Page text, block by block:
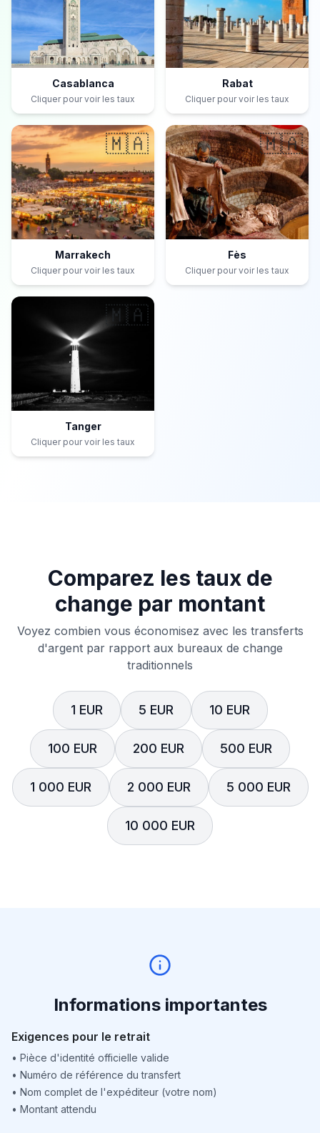
Casablanca
Cliquer pour voir les taux
Rabat
Cliquer pour voir les taux
🇲🇦
Marrakech
Cliquer pour voir les taux
🇲🇦
Fès
Cliquer pour voir les taux
🇲🇦
Tanger
Cliquer pour voir les taux
Comparez les taux de
change par montant
Voyez combien vous économisez avec les transferts
d'argent par rapport aux bureaux de change
traditionnels
1 EUR 5 EUR 10 EUR
100 EUR 200 EUR 500 EUR
1 000 EUR 2 000 EUR 5 000 EUR
10 000 EUR
Informations importantes
Exigences pour le retrait
• Pièce d'identité officielle valide
• Numéro de référence du transfert
• Nom complet de l'expéditeur (votre nom)
• Montant attendu